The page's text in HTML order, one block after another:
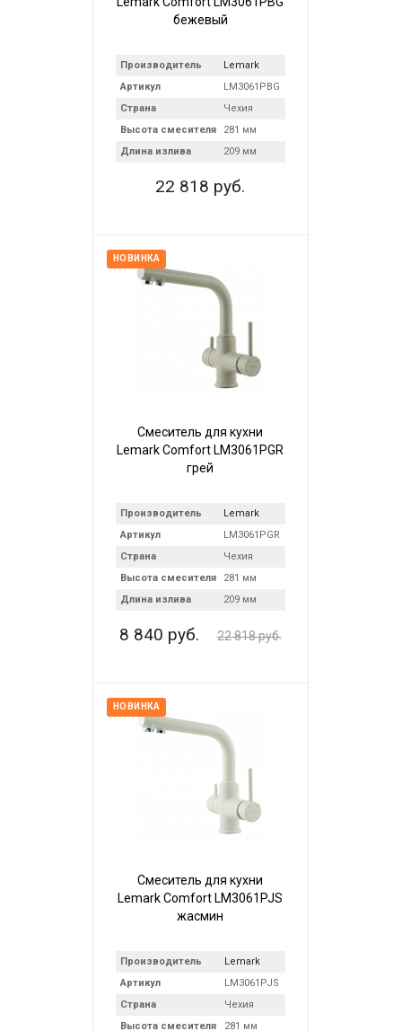
бежевый
Производитель
Lemark
Артикул
LM3061PBG
Страна
Чехия
Высота смесителя
281 мм
Длина излива
209 мм
22 818 руб.
НОВИНКА
Смеситель для кухни
Lemark Comfort LM3061PGR
грей
Производитель
Lemark
Артикул
LM3061PGR
Страна
Чехия
Высота смесителя
281 мм
Длина излива
209 мм
8 840 руб. 22 818 руб.
НОВИНКА
Смеситель для кухни
Lemark Comfort LM3061PJS
жасмин
Производитель
Lemark
Артикул
LM3061PJS
Страна
Чехия
Высота смесителя
281 мм